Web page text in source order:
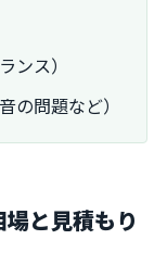
ンス）
の問題など）
と見積もり